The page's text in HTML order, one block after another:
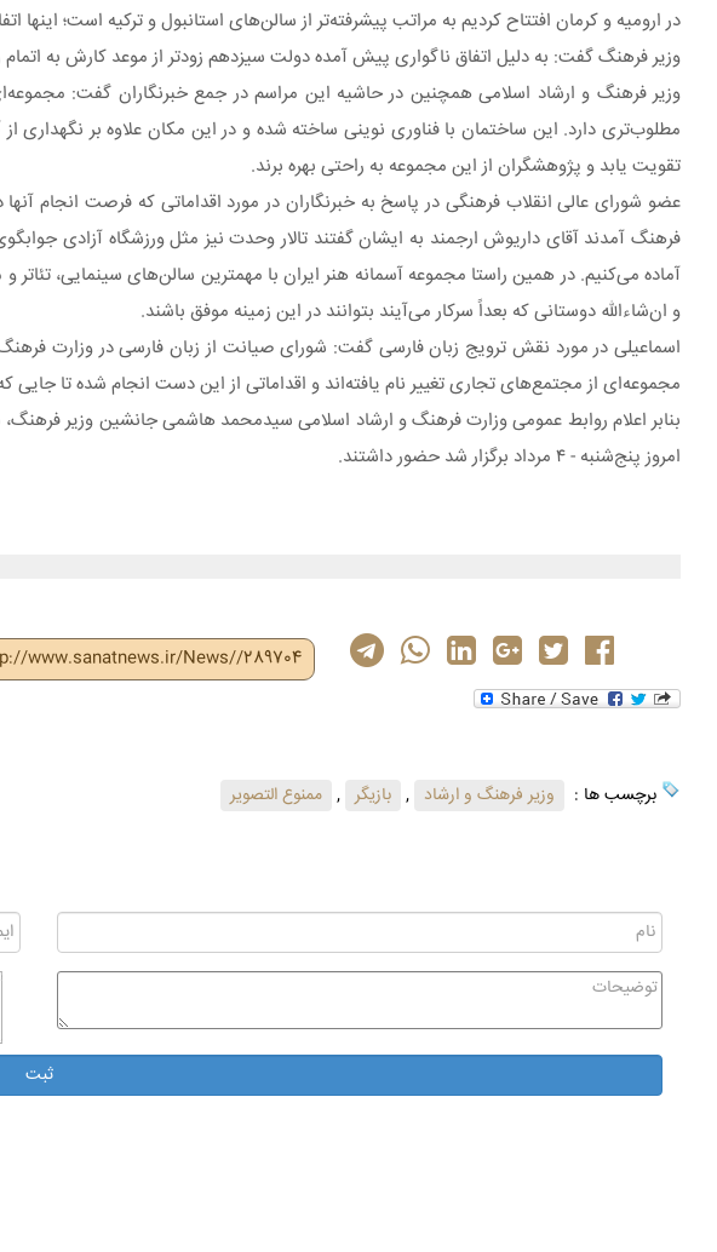
در ارومیه و کرمان افتتاح کردیم به مراتب پیشرفته‌تر از سالن‌های استانبول و ترکیه است؛
وزیر فرهنگ گفت: به دلیل اتفاق ناگواری پیش آمده دولت سیزدهم زودتر از موعد کارش به
وزیر فرهنگ و ارشاد اسلامی همچنین در حاشیه این مراسم در جمع خبرنگاران گفت:
مطلوب‌تری دارد. این ساختمان با فناوری نوینی ساخته شده و در این مکان علاوه بر نگهداری
تقویت یابد و پژوهشگران از این مجموعه به راحتی بهره برند.
عضو شورای عالی انقلاب فرهنگی در پاسخ به خبرنگاران در مورد اقداماتی که فرصت انجام
فرهنگ آمدند آقای داریوش ارجمند به ایشان گفتند تالار وحدت نیز مثل ورزشگاه آزادی
و ان‌شاءالله دوستانی که بعداً سرکار می‌آیند بتوانند در این زمینه موفق باشند.
اسماعیلی در مورد نقش ترویج زبان فارسی گفت: شورای صیانت از زبان فارسی در وزارت
مجموعه‌ای از مجتمع‌های تجاری تغییر نام یافته‌اند و اقداماتی از این دست انجام شده تا جایی که تقریبا ۴۰ تا ۵۰ درصد مطالبات در حوزه زبان فارسی را
بنابر اعلام روابط عمومی وزارت فرهنگ و ارشاد اسلامی سیدمحمد هاشمی جانشین وزیر
امروز پنج‌شنبه - ۴ مرداد برگزار شد حضور داشتند.
www.sanatnews.ir/News//289704
برچسب ها : وزیر فرهنگ و ارشاد , بازیگر , ممنوع التصویر